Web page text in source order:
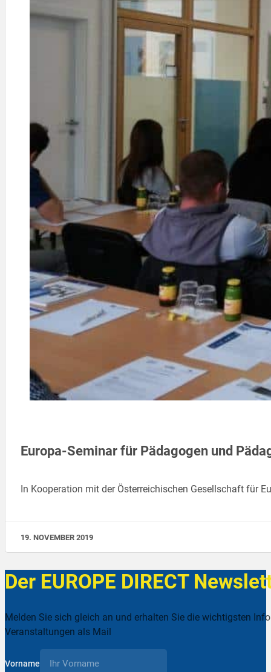
Europa-Seminar für Pädagogen und
In Kooperation mit der Österreichischen Gesellschaft für
19. NOVEMBER 2019
Der EUROPE DIRECT
Melden Sie sich gleich an und erhalten Sie die wichtigsten
Veranstaltungen als Mail
Vorname